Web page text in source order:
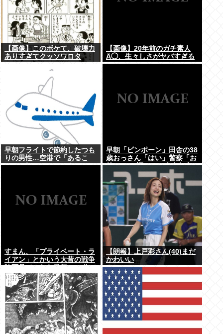
【画像】このボケて、破壊力
ありすぎてクッソワロタ
【画像】20年前のガチ素人
Å◯、生々しさがヤバすぎる
早朝フライトで節約したつも
りの男性…空港で「あるこ
と」に気づいてしまう
早朝「ピンポーン」田舎の38
歳おっさん「はい」警察「お
前のPCを調べる」全米行方
不明・被児童搾取センターか
らの通報により児ホ゜画像を
発見、逮捕
すまん、「プライベート・ラ
イアン」とかいう大昔の戦争
地獄なんだが…これずっと続
く感じ？
【朗報】上戸彩さん(40)まだ
かわいい